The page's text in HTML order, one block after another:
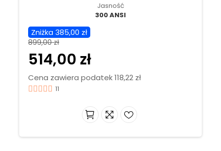
Jasność
300 ANSI
Zniżka 385,00 zł
899,00 zł
514,00 zł
Cena zawiera podatek 118,22 zł
11